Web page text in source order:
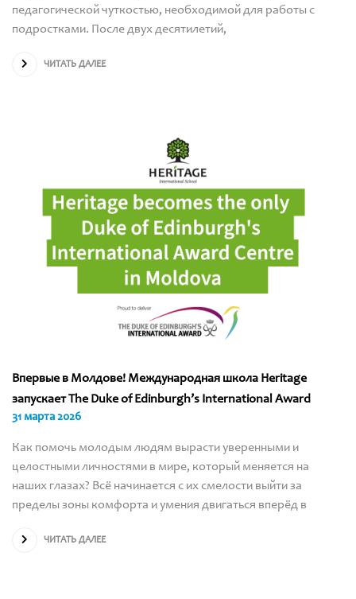
педагогической чуткостью, необходимой для работы с
подростками. После двух десятилетий,
ЧИТАТЬ ДАЛЕЕ
Впервые в Молдове! Международная школа Heritage
запускает The Duke of Edinburgh’s International Award
31 марта 2026
Как помочь молодым людям вырасти уверенными и
целостными личностями в мире, который меняется на
наших глазах? Всё начинается с их смелости выйти за
пределы зоны комфорта и умения двигаться вперёд в
ЧИТАТЬ ДАЛЕЕ